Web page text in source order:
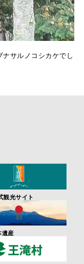
サルノコシカケでし
観光サイト
遺産